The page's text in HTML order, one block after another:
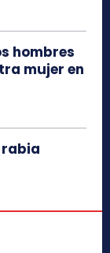
hombres
mujer en